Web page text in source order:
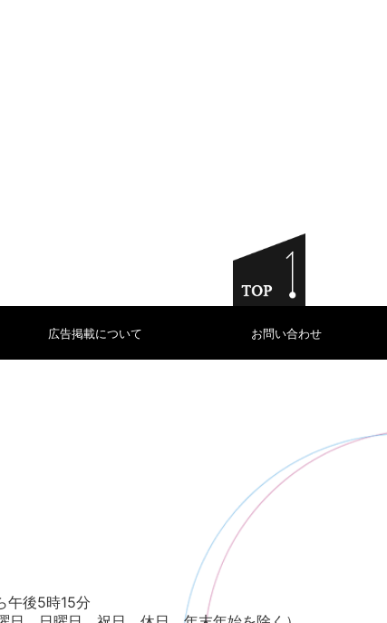
広告掲載について お問い合わせ
午後5時15分